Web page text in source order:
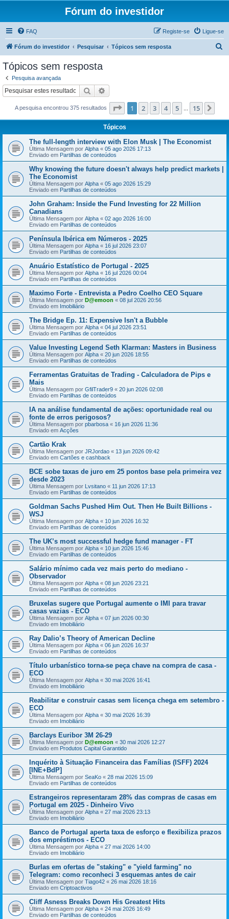
Fórum do investidor
FAQ Ligue-se
Registe-se
Fórum do investidor Pesquisar Tópicos sem resposta
s
Tópicos sem resposta
Pesquisa avançada
Pesquisar
A pesquisa encontrou 375 resultados Página de 15
1 2 3 4 5 15
Tópicos
The full-length interview with Elon Musk | The Economist
Última Mensagem por Alpha « 05 ago 2026 17:13
Enviado em Partilhas de conteúdos
Why knowing the future doesn't always help predict markets |
The Economist
Última Mensagem por Alpha « 05 ago 2026 15:29
Enviado em Partilhas de conteúdos
John Graham: Inside the Fund Investing for 22 Million
Canadians
Última Mensagem por Alpha « 02 ago 2026 16:00
Enviado em Partilhas de conteúdos
Península Ibérica em Números - 2025
Última Mensagem por Alpha « 16 jul 2026 23:07
Enviado em Partilhas de conteúdos
Anuário Estatístico de Portugal - 2025
Última Mensagem por Alpha « 16 jul 2026 00:04
Enviado em Partilhas de conteúdos
Maximo Forte - Entrevista a Pedro Coelho CEO Square
Última Mensagem por D@emoon « 08 jul 2026 20:56
Enviado em Imobiliário
The Bridge Ep. 11: Expensive Isn't a Bubble
Última Mensagem por Alpha « 04 jul 2026 23:51
Enviado em Partilhas de conteúdos
Value Investing Legend Seth Klarman: Masters in Business
Última Mensagem por Alpha « 20 jun 2026 18:55
Enviado em Partilhas de conteúdos
Ferramentas Gratuitas de Trading - Calculadora de Pips e
Mais
Última Mensagem por GfilTrader9 « 20 jun 2026 02:08
Enviado em Partilhas de conteúdos
IA na análise fundamental de ações: oportunidade real ou
fonte de erros perigosos?
Última Mensagem por pbarbosa « 16 jun 2026 11:36
Enviado em Acções
Cartão Krak
Última Mensagem por JRJordao « 13 jun 2026 09:42
Enviado em Cartões e cashback
BCE sobe taxas de juro em 25 pontos base pela primeira vez
desde 2023
Última Mensagem por Lvsitano « 11 jun 2026 17:13
Enviado em Partilhas de conteúdos
Goldman Sachs Pushed Him Out. Then He Built Billions -
WSJ
Última Mensagem por Alpha « 10 jun 2026 16:32
Enviado em Partilhas de conteúdos
The UK’s most successful hedge fund manager - FT
Última Mensagem por Alpha « 10 jun 2026 15:46
Enviado em Partilhas de conteúdos
Salário mínimo cada vez mais perto do mediano -
Observador
Última Mensagem por Alpha « 08 jun 2026 23:21
Enviado em Partilhas de conteúdos
Bruxelas sugere que Portugal aumente o IMI para travar
casas vazias - ECO
Última Mensagem por Alpha « 07 jun 2026 00:30
Enviado em Imobiliário
Ray Dalio’s Theory of American Decline
Última Mensagem por Alpha « 06 jun 2026 16:37
Enviado em Partilhas de conteúdos
Título urbanístico torna-se peça chave na compra de casa -
ECO
Última Mensagem por Alpha « 30 mai 2026 16:41
Enviado em Imobiliário
Reabilitar e construir casas sem licença chega em setembro -
ECO
Última Mensagem por Alpha « 30 mai 2026 16:39
Enviado em Imobiliário
Barclays Euribor 3M 26-29
Última Mensagem por D@emoon « 30 mai 2026 12:27
Enviado em Produtos Capital Garantido
Inquérito à Situação Financeira das Famílias (ISFF) 2024
[INE+BdP]
Última Mensagem por SeaKo « 28 mai 2026 15:09
Enviado em Partilhas de conteúdos
Estrangeiros representaram 28% das compras de casas em
Portugal em 2025 - Dinheiro Vivo
Última Mensagem por Alpha « 27 mai 2026 23:13
Enviado em Imobiliário
Banco de Portugal aperta taxa de esforço e flexibiliza prazos
dos empréstimos - ECO
Última Mensagem por Alpha « 27 mai 2026 14:00
Enviado em Imobiliário
Burlas em ofertas de "staking" e "yield farming" no
Telegram: como reconheci 3 esquemas antes de cair
Última Mensagem por Tiago42 « 26 mai 2026 18:16
Enviado em Criptoactivos
Cliff Asness Breaks Down His Greatest Hits
Última Mensagem por Alpha « 24 mai 2026 16:49
Enviado em Partilhas de conteúdos